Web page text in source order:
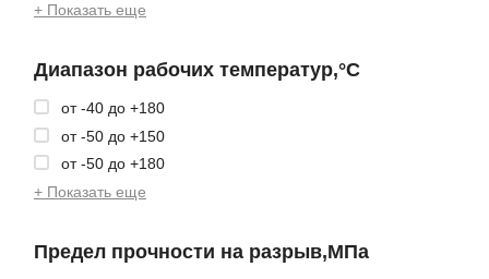
+ Показать еще
Диапазон рабочих температур,°С
от -40 до +180
от -50 до +150
от -50 до +180
+ Показать еще
Предел прочности на разрыв,МПа